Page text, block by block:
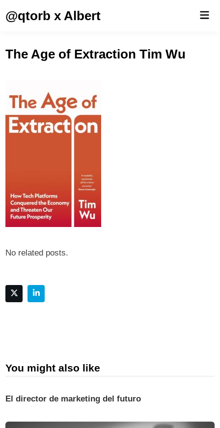
@qtorb x Albert
The Age of Extraction Tim Wu
No related posts.
You might also like
El director de marketing del futuro